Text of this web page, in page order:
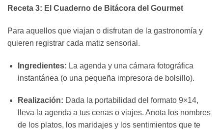
Receta 3: El Cuaderno de Bitácora del Gourmet
Para aquellos que viajan o disfrutan de la gastronomía y
quieren registrar cada matiz sensorial.
Ingredientes: La agenda y una cámara fotográfica
instantánea (o una pequeña impresora de bolsillo).
Realización: Dada la portabilidad del formato 9×14,
lleva la agenda a tus cenas o viajes. Anota los nombres
de los platos, los maridajes y los sentimientos que te